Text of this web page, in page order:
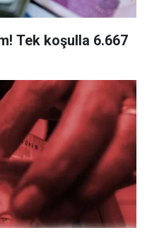
Tek koşulla 6.667